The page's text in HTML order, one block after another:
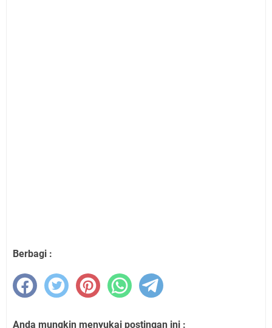
Berbagi :
Anda mungkin menyukai postingan ini :